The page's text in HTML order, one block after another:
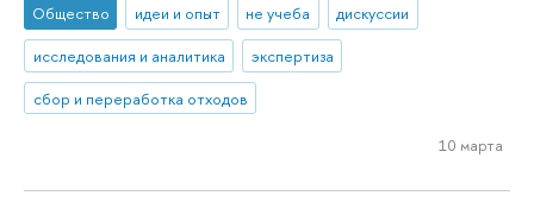
Общество идеи и опыт не учеба
дискуссии
исследования и аналитика
экспертиза
сбор и переработка отходов
10 марта